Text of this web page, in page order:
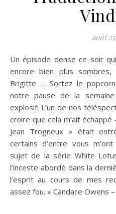
août
Un épisode dense ce soir qui ouvre de nouvelles pistes,
encore bien plus sombres,
Brigitte … Sortez le
notre pause de la semaine
explosif. L’un de nos
croire que cela m’ait échappé
Jean Trogneux » était
certains d’entre vous
sujet de la série White
l’inceste abordé dans la
l’esprit au cours de mes
assez fou. » Candace Owens